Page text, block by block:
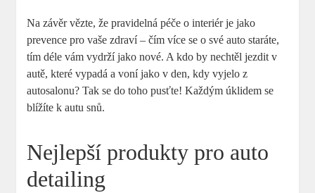
Na závěr vězte, že pravidelná péče o interiér je jako
prevence pro vaše zdraví – čím více se o své auto staráte,
tím déle vám vydrží jako nové. A kdo by nechtěl jezdit v
autě, které vypadá a voní jako v den, kdy vyjelo z
autosalonu? Tak se do toho pusťte! Každým úklidem se
blížíte k autu snů.
Nejlepší produkty pro auto
detailing